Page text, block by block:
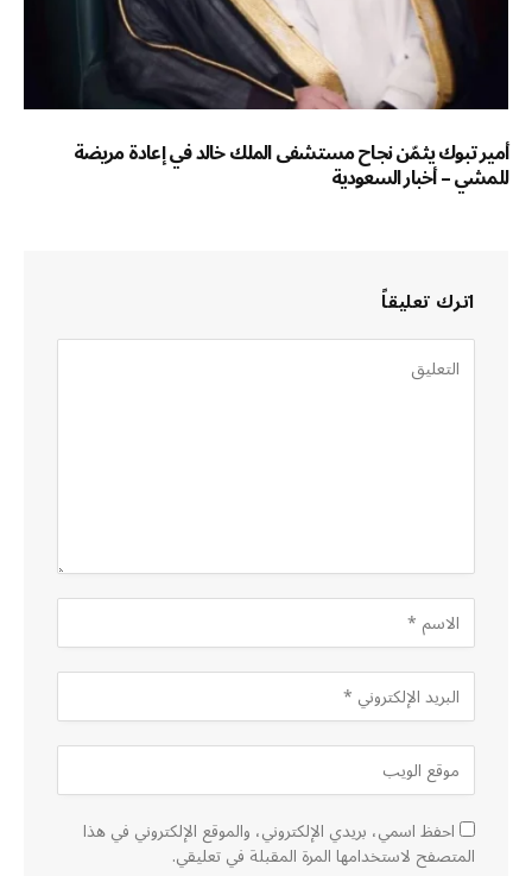
أمير تبوك يثمّن نجاح مستشفى الملك خالد في إعادة مريضة
للمشي – أخبار السعودية
اترك تعليقاً
احفظ اسمي، بريدي الإلكتروني، والموقع الإلكتروني في هذا
المتصفح لاستخدامها المرة المقبلة في تعليقي.